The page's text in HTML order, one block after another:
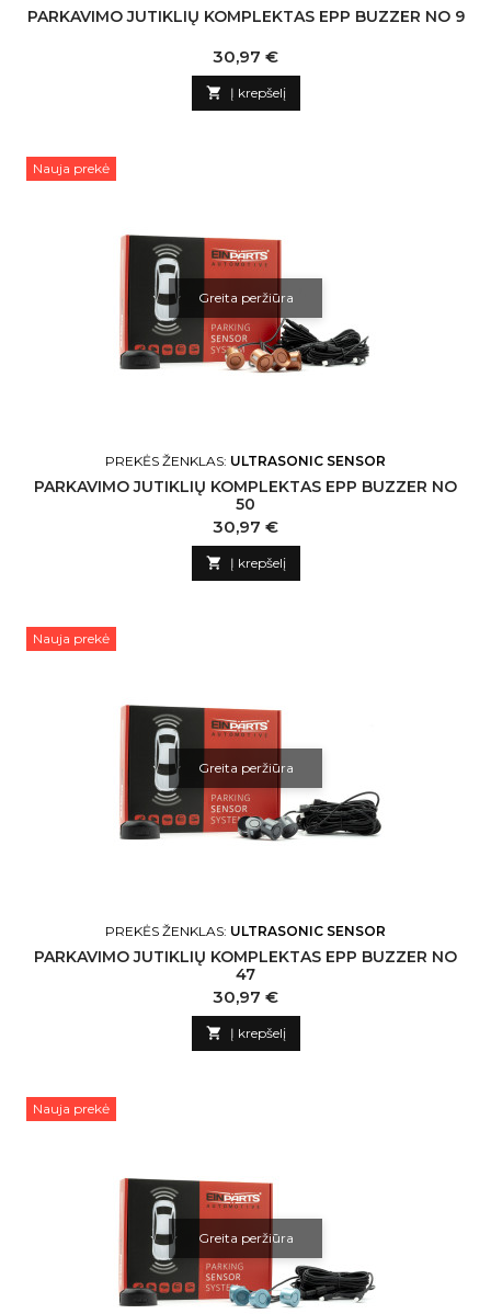
PARKAVIMO JUTIKLIŲ KOMPLEKTAS EPP BUZZER NO 9
Kaina
30,97 €
 Į krepšelį
Nauja prekė
Greita peržiūra
PREKĖS ŽENKLAS: ULTRASONIC SENSOR
PARKAVIMO JUTIKLIŲ KOMPLEKTAS EPP BUZZER NO
50
Kaina
30,97 €
 Į krepšelį
Nauja prekė
Greita peržiūra
PREKĖS ŽENKLAS: ULTRASONIC SENSOR
PARKAVIMO JUTIKLIŲ KOMPLEKTAS EPP BUZZER NO
47
Kaina
30,97 €
 Į krepšelį
Nauja prekė
Greita peržiūra